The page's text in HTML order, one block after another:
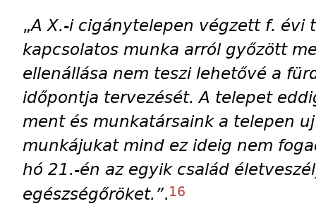
„A X.-i cigánytelepen végzett f. évi
kapcsolatos munka arról győzött
ellenállása nem teszi lehetővé a
időpontja tervezését. A telepet
ment és munkatársaink a telepen
munkájukat mind ez ideig nem
hó 21.-én az egyik család
egészségőröket.”.16